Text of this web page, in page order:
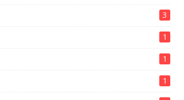
3
1
1
1